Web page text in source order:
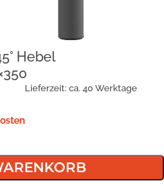
Hebel
Lieferzeit: ca. 40 Werktage